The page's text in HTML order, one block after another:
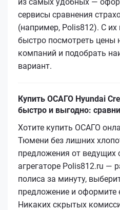
сервисы сравнения
(например, Polis812). С
быстро посмотреть цены
компаний и подобрать
вариант.
Купить ОСАГО Hyundai
быстро и выгодно:
Хотите купить ОСАГО
Тюмени без лишних
предложения от ведущих
агрегаторе Polis812.ru —
полиса за минуту,
предложение и оформите
Никаких скрытых